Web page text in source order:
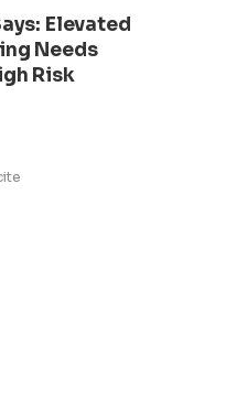
Elevated
Needs
Risk